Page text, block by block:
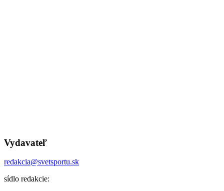
Vydavateľ
redakcia@svetsportu.sk
sídlo redakcie: